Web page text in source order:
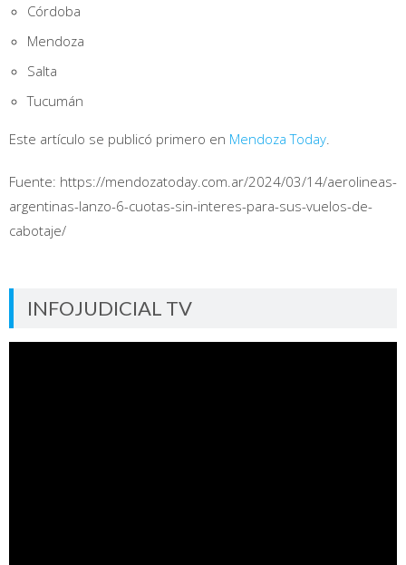
Córdoba
Mendoza
Salta
Tucumán
Este artículo se publicó primero en Mendoza Today
Fuente: https://mendozatoday.com.ar/2024/03/14/aerolineas-
argentinas-lanzo-6-cuotas-sin-interes-para-sus-vuelos-de-
cabotaje/
INFOJUDICIAL TV